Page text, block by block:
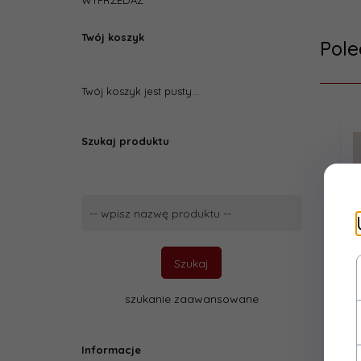
Twój koszyk
Twój koszyk jest pusty...
Szukaj produktu
produktu
Szukaj
szukanie zaawansowane
Informacje